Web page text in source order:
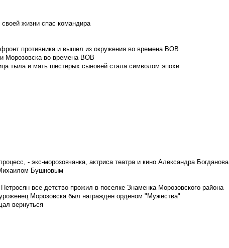
жизни спас командира
противника и вышел из окружения во времена ВОВ
Морозовска во времена ВОВ
тыла и мать шестерых сыновей стала символом эпохи
- экс-морозовчанка, актриса театра и кино Александра Богданова
Бушновым
все детство прожил в поселке Знаменка Морозовского района
Морозовска был награжден орденом "Мужества"
вернуться